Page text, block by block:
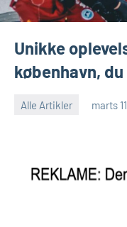
Unikke
københavn,
Alle Artikler marts